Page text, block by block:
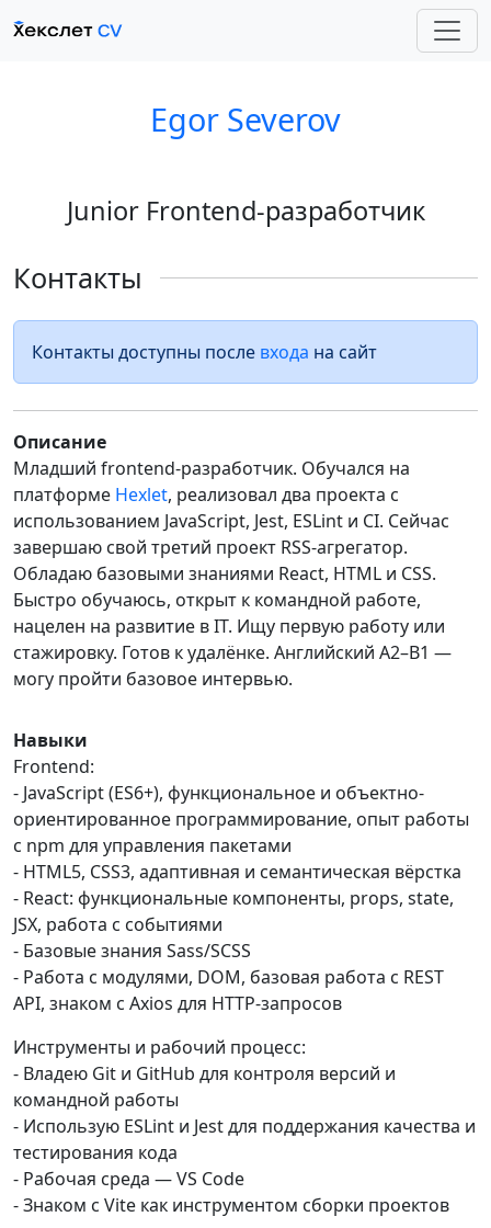
Egor Severov
Junior Frontend-разработчик
Контакты
Контакты доступны после входа на сайт
Описание
Младший frontend-разработчик. Обучался на
платформе Hexlet, реализовал два проекта с
использованием JavaScript, Jest, ESLint и CI. Сейчас
завершаю свой третий проект RSS-агрегатор.
Обладаю базовыми знаниями React, HTML и CSS.
Быстро обучаюсь, открыт к командной работе,
нацелен на развитие в IT. Ищу первую работу или
стажировку. Готов к удалёнке. Английский A2–B1 —
могу пройти базовое интервью.
Навыки
Frontend:
- JavaScript (ES6+), функциональное и объектно-
ориентированное программирование, опыт работы
с npm для управления пакетами
- HTML5, CSS3, адаптивная и семантическая вёрстка
- React: функциональные компоненты, props, state,
JSX, работа с событиями
- Базовые знания Sass/SCSS
- Работа с модулями, DOM, базовая работа с REST
API, знаком с Axios для HTTP-запросов
Инструменты и рабочий процесс:
- Владею Git и GitHub для контроля версий и
командной работы
- Использую ESLint и Jest для поддержания качества и
тестирования кода
- Рабочая среда — VS Code
- Знаком с Vite как инструментом сборки проектов